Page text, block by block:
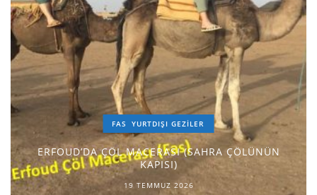
FAS YURTDIŞI GEZILER
ERFOUD’DA ÇÖL MACERASI (SAHRA ÇÖLÜNÜN
KAPISI)
19 TEMMUZ 2026